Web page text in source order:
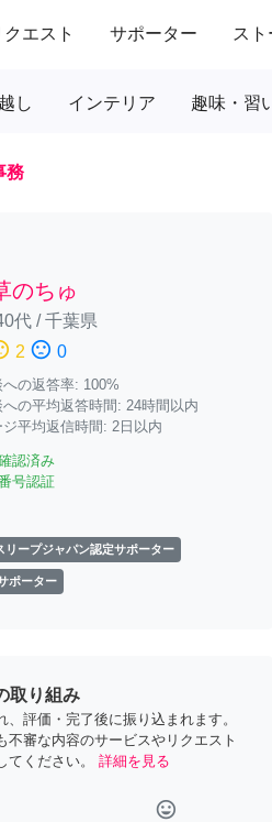
クエスト サポーター スト
し インテリア 趣味・習
務
のちゅ
代/千葉県
2 sentiment_dissatisfied 0
の返答率: 100%
の平均返答時間: 24時間以内
ジ平均返信時間: 2日以内
認済み
号認証
リープジャパン認定サポーター
ポーター
取り組み
評価・完了後に振り込まれます。
審な内容のサービスやリクエスト
ください。
詳細を見る
tag_faces